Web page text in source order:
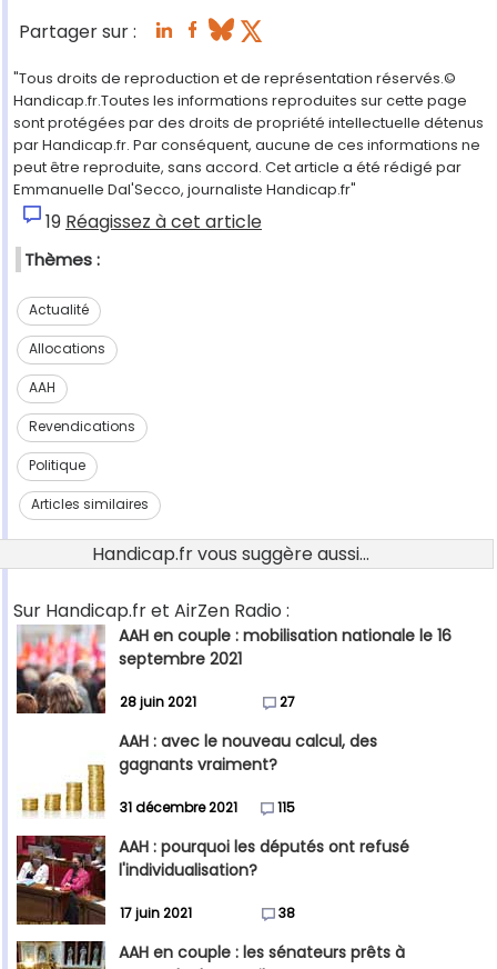
Partager sur :
"Tous droits de reproduction et de représentation réservés.©
Handicap.fr.Toutes les informations reproduites sur cette page
sont protégées par des droits de propriété intellectuelle détenus
par Handicap.fr. Par conséquent, aucune de ces informations ne
peut être reproduite, sans accord. Cet article a été rédigé par
Emmanuelle Dal'Secco, journaliste Handicap.fr"
19 Réagissez à cet article
Thèmes :
Actualité
Allocations
AAH
Revendications
Politique
Articles similaires
Handicap.fr vous suggère aussi...
Sur Handicap.fr et AirZen Radio :
AAH en couple : mobilisation nationale le 16
septembre 2021
28 juin 2021 27
AAH : avec le nouveau calcul, des
gagnants vraiment?
31 décembre 2021 115
AAH : pourquoi les députés ont refusé
l'individualisation?
17 juin 2021 38
AAH en couple : les sénateurs prêts à